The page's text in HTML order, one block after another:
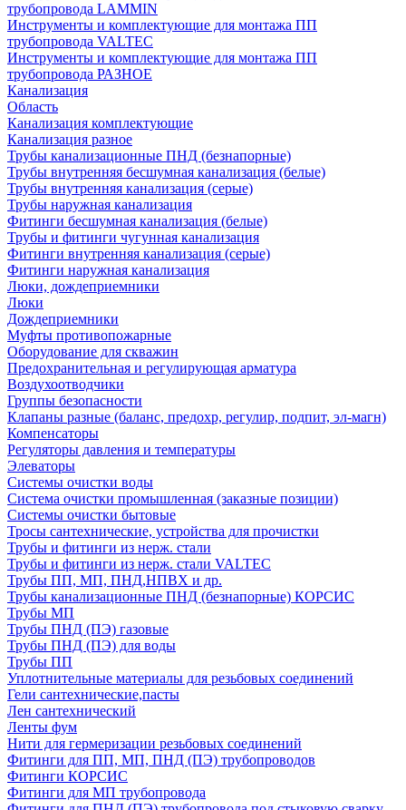
трубопровода LAMMIN
Инструменты и комплектующие для монтажа ПП
трубопровода VALTEC
Инструменты и комплектующие для монтажа ПП
трубопровода РАЗНОЕ
Канализация
Область
Канализация комплектующие
Канализация разное
Трубы канализационные ПНД (безнапорные)
Трубы внутренняя бесшумная канализация (белые)
Трубы внутренняя канализация (серые)
Трубы наружная канализация
Фитинги бесшумная канализация (белые)
Трубы и фитинги чугунная канализация
Фитинги внутренняя канализация (серые)
Фитинги наружная канализация
Люки, дождеприемники
Люки
Дождеприемники
Муфты противопожарные
Оборудование для скважин
Предохранительная и регулирующая арматура
Воздухоотводчики
Группы безопасности
Клапаны разные (баланс, предохр, регулир, подпит, эл-магн)
Компенсаторы
Регуляторы давления и температуры
Элеваторы
Системы очистки воды
Система очистки промышленная (заказные позиции)
Системы очистки бытовые
Тросы сантехнические, устройства для прочистки
Трубы и фитинги из нерж. стали
Трубы и фитинги из нерж. стали VALTEC
Трубы ПП, МП, ПНД,НПВХ и др.
Трубы канализационные ПНД (безнапорные) КОРСИС
Трубы МП
Трубы ПНД (ПЭ) газовые
Трубы ПНД (ПЭ) для воды
Трубы ПП
Уплотнительные материалы для резьбовых соединений
Гели сантехнические,пасты
Лен сантехнический
Ленты фум
Нити для гермеризации резьбовых соединений
Фитинги для ПП, МП, ПНД (ПЭ) трубопроводов
Фитинги КОРСИС
Фитинги для МП трубопровода